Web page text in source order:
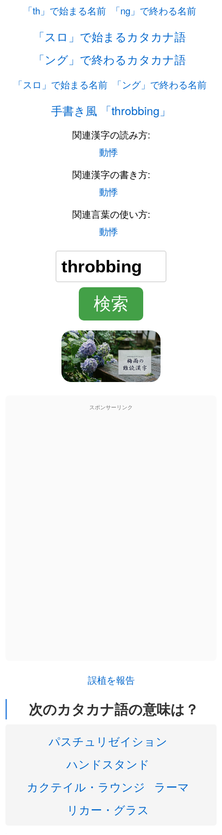
「th」で始まる名前 「ng」で終わる名前
「スロ」で始まるカタカナ語
「ング」で終わるカタカナ語
「スロ」で始まる名前 「ング」で終わる名前
手書き風 「throbbing」
関連漢字の読み方:
動悸
関連漢字の書き方:
動悸
関連言葉の使い方:
動悸
スポンサーリンク
誤植を報告
次のカタカナ語の意味は？
パスチュリゼイション
ハンドスタンド
カクテイル・ラウンジ
ラーマ
リカー・グラス